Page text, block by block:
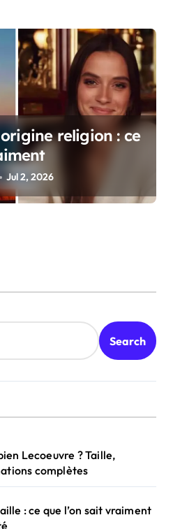
religion : ce
Jul 2, 2026
Search
Lecoeuvre ? Taille,
complètes
: ce que l’on sait vraiment